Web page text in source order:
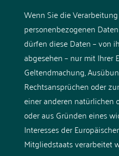
Wenn Sie die
personenbezogenen
dürfen diese Daten – von
abgesehen – nur mit Ihrer
Geltendmachung,
Rechtsansprüchen oder
einer anderen natürlichen
oder aus Gründen eines
Interesses der
Mitgliedstaats verarbeitet